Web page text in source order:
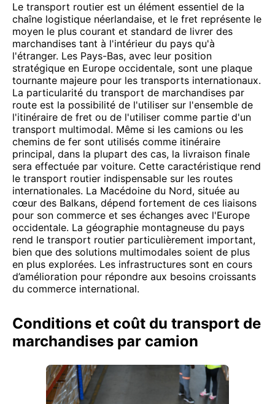
Le transport routier est un élément essentiel de la
chaîne logistique néerlandaise, et le fret représente le
moyen le plus courant et standard de livrer des
marchandises tant à l'intérieur du pays qu'à
l'étranger. Les Pays-Bas, avec leur position
stratégique en Europe occidentale, sont une plaque
tournante majeure pour les transports internationaux.
La particularité du transport de marchandises par
route est la possibilité de l'utiliser sur l'ensemble de
l'itinéraire de fret ou de l'utiliser comme partie d'un
transport multimodal. Même si les camions ou les
chemins de fer sont utilisés comme itinéraire
principal, dans la plupart des cas, la livraison finale
sera effectuée par voiture. Cette caractéristique rend
le transport routier indispensable sur les routes
internationales. La Macédoine du Nord, située au
cœur des Balkans, dépend fortement de ces liaisons
pour son commerce et ses échanges avec l'Europe
occidentale. La géographie montagneuse du pays
rend le transport routier particulièrement important,
bien que des solutions multimodales soient de plus
en plus explorées. Les infrastructures sont en cours
d’amélioration pour répondre aux besoins croissants
du commerce international.
Conditions et coût du transport de
marchandises par camion